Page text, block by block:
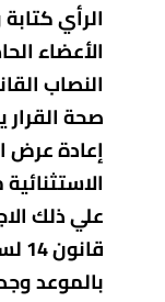
الرأي
الأعضاء
النصاب
صحة القرار
إعادة عرض
بالموعد